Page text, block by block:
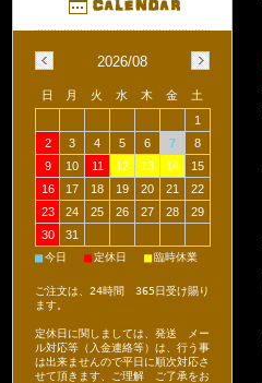
2026/08
日 月 火 水 木 金
土
1
2
3 4 5 6 7
8
9
10 11 12 13 14
15
16
17 18 19 20 21
22
23
24 25 26 27 28
29
30
31
■今日 ■定休日 ■臨時休業
ご注文は、24時間 365日受け賜り
ます。
定休日に関しましては、発送 メー
ル対応等（入金連絡等）は、行う事
は出来ませんので平日に順次対応さ
せて頂きます、ご理解 ご了承をお